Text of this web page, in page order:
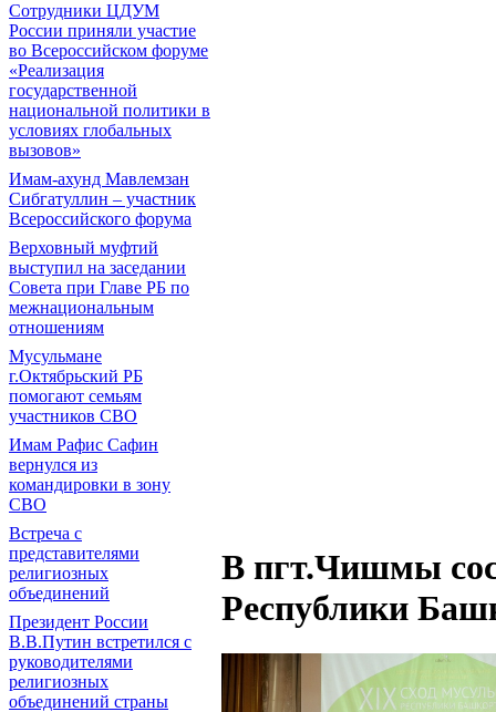
Сотрудники ЦДУМ
России приняли участие
во Всероссийском форуме
«Реализация
государственной
национальной политики в
условиях глобальных
вызовов»
Имам-ахунд Мавлемзан
Сибгатуллин – участник
Всероссийского форума
Верховный муфтий
выступил на заседании
Совета при Главе РБ по
межнациональным
отношениям
Мусульмане
г.Октябрьский РБ
помогают семьям
участников СВО
Имам Рафис Сафин
вернулся из
командировки в зону
СВО
Встреча с
представителями
религиозных
объединений
Президент России
В.В.Путин встретился с
руководителями
религиозных
объединений страны
В пгт.Чишмы
Республики